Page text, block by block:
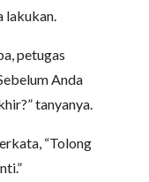
lakukan.
petugas
Anda
tanyanya.
“Tolong